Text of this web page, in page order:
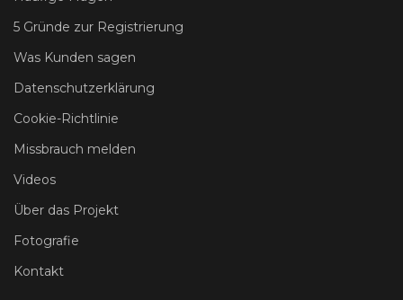
5 Gründe zur Registrierung
Was Kunden sagen
Datenschutzerklärung
Cookie-Richtlinie
Missbrauch melden
Videos
Über das Projekt
Fotografie
Kontakt